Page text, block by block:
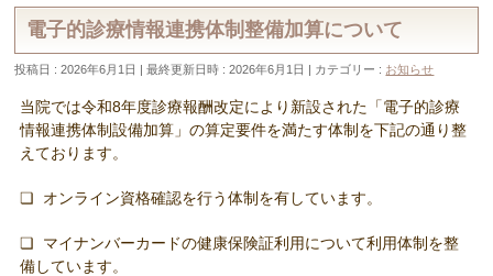
電子的診療情報連携体制整備加算について
投稿日 : 2026年6月1日 最終更新日時 : 2026年6月1日 カテゴリー : お知らせ
当院では令和8年度診療報酬改定により新設された「電子的診療
情報連携体制設備加算」の算定要件を満たす体制を下記の通り整
えております。
❏ オンライン資格確認を行う体制を有しています。
❏ マイナンバーカードの健康保険証利用について利用体制を整
備しています。